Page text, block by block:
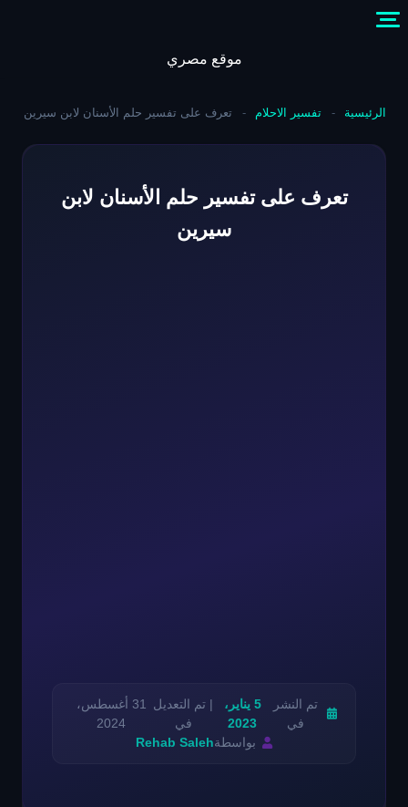
موقع مصري
الرئيسية - تفسير الاحلام - تعرف على تفسير حلم الأسنان لابن سيرين
تعرف على تفسير حلم الأسنان لابن
سيرين
تم النشر
في
5 يناير،
2023
| تم التعديل
في
31 أغسطس،
2024
بواسطةRehab Saleh